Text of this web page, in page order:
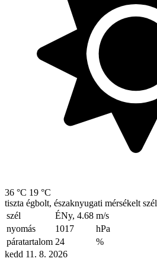
36 °C 19 °C
tiszta égbolt, északnyugati mérsékelt szél
szél
ÉNy, 4.68 m/s
nyomás
1017
hPa
páratartalom 24
%
kedd 11. 8. 2026